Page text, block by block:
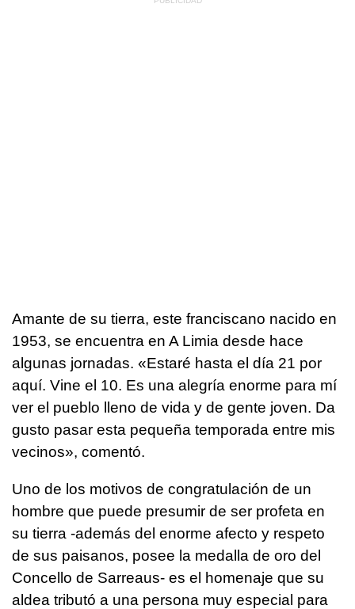
Amante de su tierra, este franciscano nacido en
1953, se encuentra en A Limia desde hace
algunas jornadas. «Estaré hasta el día 21 por
aquí. Vine el 10. Es una alegría enorme para mí
ver el pueblo lleno de vida y de gente joven. Da
gusto pasar esta pequeña temporada entre mis
vecinos», comentó.
Uno de los motivos de congratulación de un
hombre que puede presumir de ser profeta en
su tierra -además del enorme afecto y respeto
de sus paisanos, posee la medalla de oro del
Concello de Sarreaus- es el homenaje que su
aldea tributó a una persona muy especial para